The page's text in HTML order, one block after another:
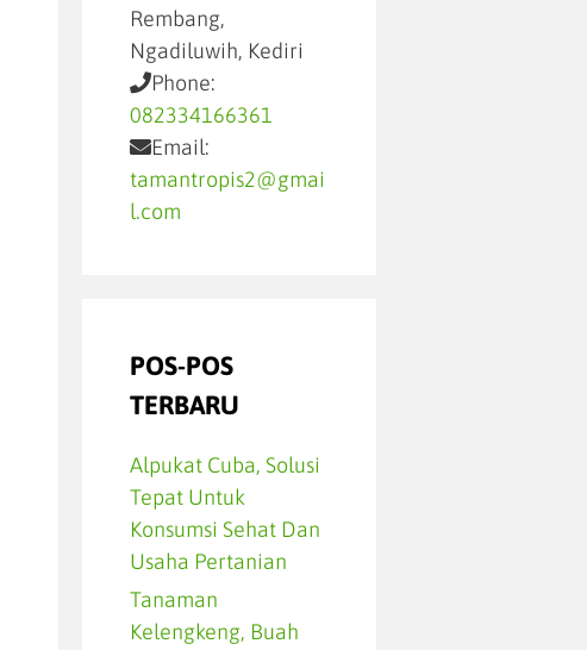
Rembang,
Ngadiluwih, Kediri
Phone:
082334166361
Email:
tamantropis2@gmai
l.com
POS-POS
TERBARU
Alpukat Cuba, Solusi
Tepat Untuk
Konsumsi Sehat Dan
Usaha Pertanian
Tanaman
Kelengkeng, Buah